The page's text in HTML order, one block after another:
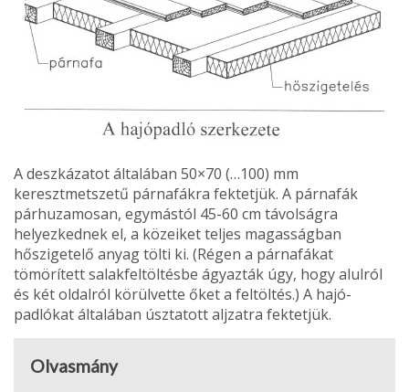
A deszkázatot általában 50×70 (…100) mm
keresztmetszetű párnafákra fektetjük. A párnafák
párhuzamosan, egymástól 45-60 cm távolságra
helyezkednek el, a köze­iket teljes magasságban
hőszigetelő anyag tölti ki. (Régen a párnafákat
tömörített salak­feltöltésbe ágyazták úgy, hogy alulról
és két oldalról körülvette őket a feltöltés.) A hajó­
padlókat általában úsztatott aljzatra fektetjük.
Olvasmány